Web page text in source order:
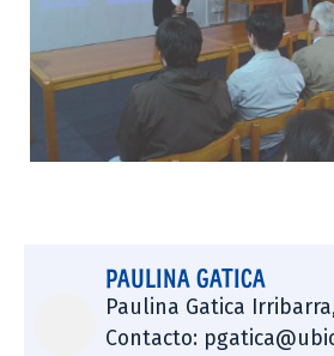
PAULINA GATICA
Paulina Gatica
Contacto: